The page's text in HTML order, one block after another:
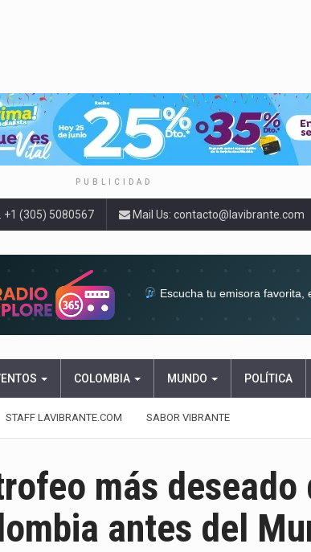
PUBLICIDAD
+1 (305) 5080567 Mail Us: contacto@lavibrante.com
Escucha tu emisora favorita,
COLOMBIA MUNDO POLÍTICA
STAFF LAVIBRANTE.COM SABOR VIBRANTE
más
antes del